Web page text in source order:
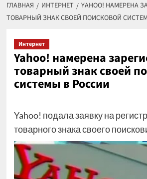
ГЛАВНАЯ ИНТЕРНЕТ
YAHOO! НАМЕРЕНА
ТОВАРНЫЙ ЗНАК СВОЕЙ ПОИСКОВОЙ
Интернет
Yahoo! намерена
товарный знак своей
системы в России
Yahoo! подала заявку на
товарного знака своего